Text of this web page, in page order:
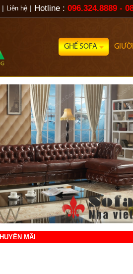
GHẾ SOFA
MÃI
Liên hệ Hotline : 096.324.8889 -